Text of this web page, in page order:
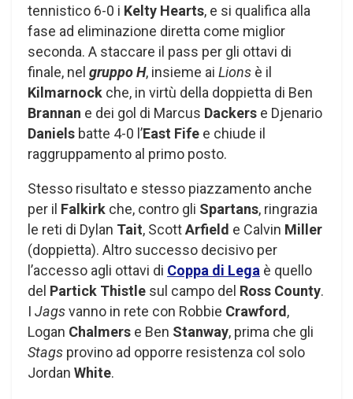
tennistico 6-0 i Kelty Hearts, e si qualifica alla
fase ad eliminazione diretta come miglior
seconda. A staccare il pass per gli ottavi di
finale, nel gruppo H, insieme ai Lions è il
Kilmarnock che, in virtù della doppietta di Ben
Brannan e dei gol di Marcus Dackers e Djenario
Daniels batte 4-0 l’East Fife e chiude il
raggruppamento al primo posto.
Stesso risultato e stesso piazzamento anche
per il Falkirk che, contro gli Spartans, ringrazia
le reti di Dylan Tait, ScottArfield e Calvin Miller
(doppietta). Altro successo decisivo per
l’accesso agli ottavi di Coppa di Lega è quello
del Partick Thistle sul campo del Ross County.
I Jagsvanno in rete con Robbie Crawford ,
Logan Chalmers e Ben Stanway, prima che gli
Stags provino ad opporre resistenza col solo
Jordan White.